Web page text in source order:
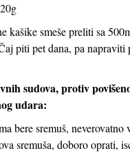
kašike smeše preliti sa
piti pet dana, pa
sudova, protiv
udara:
bere sremuš,
sremuša, doboro oprati,